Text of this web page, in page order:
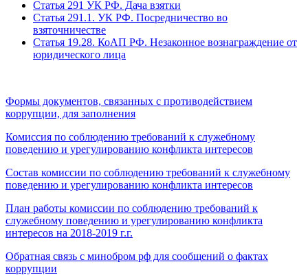
Статья 291 УК РФ. Дача взятки
Статья 291.1. УК РФ. Посредничество во
взяточничестве
Статья 19.28. КоАП РФ. Незаконное вознаграждение от
юридического лица
Формы документов, связанных с противодействием
коррупции, для заполнения
Комиссия по соблюдению требований к служебному
поведению и урегулированию конфликта интересов
Состав комиссии по соблюдению требований к служебному
поведению и урегулированию конфликта интересов
План работы комиссии по соблюдению требований к
служебному поведению и урегулированию конфликта
интересов на 2018-2019 г.г.
Обратная связь с минобром рф для сообщений о фактах
коррупции